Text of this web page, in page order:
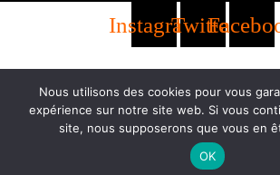
InstagramTwitter
depuis 1993
Nous utilisons des cookies pour vous
expérience sur notre site web. Si vous
site, nous supposerons que vous en
OK